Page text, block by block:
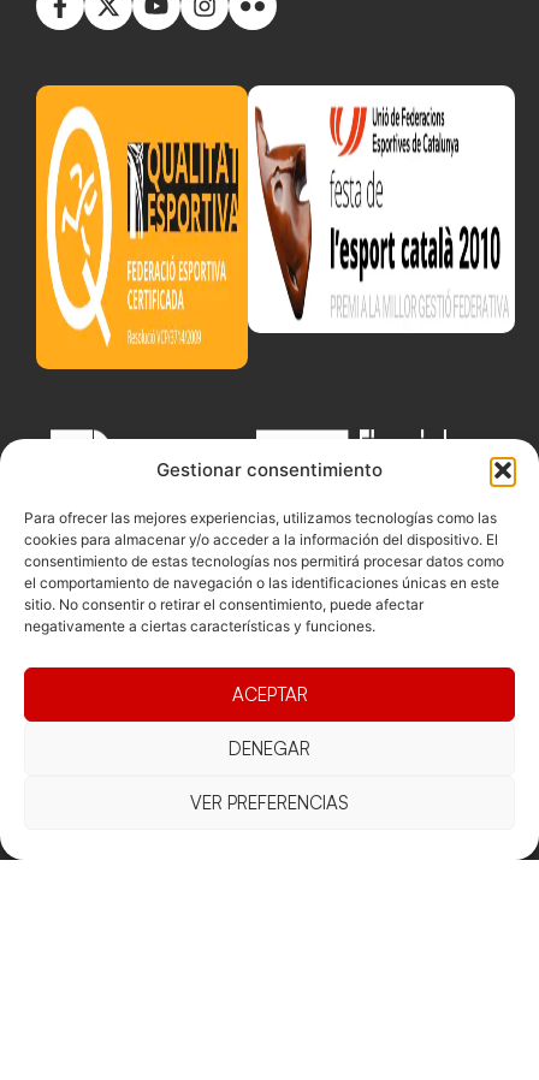
Gestionar consentimiento
Para ofrecer las mejores experiencias, utilizamos tecnologías como las
cookies para almacenar y/o acceder a la información del dispositivo. El
consentimiento de estas tecnologías nos permitirá procesar datos como
el comportamiento de navegación o las identificaciones únicas en este
sitio. No consentir o retirar el consentimiento, puede afectar
negativamente a ciertas características y funciones.
ACEPTAR
DENEGAR
VER PREFERENCIAS
Competicions
Pista
Documentacio
Funcionament
Transparència
Contacte